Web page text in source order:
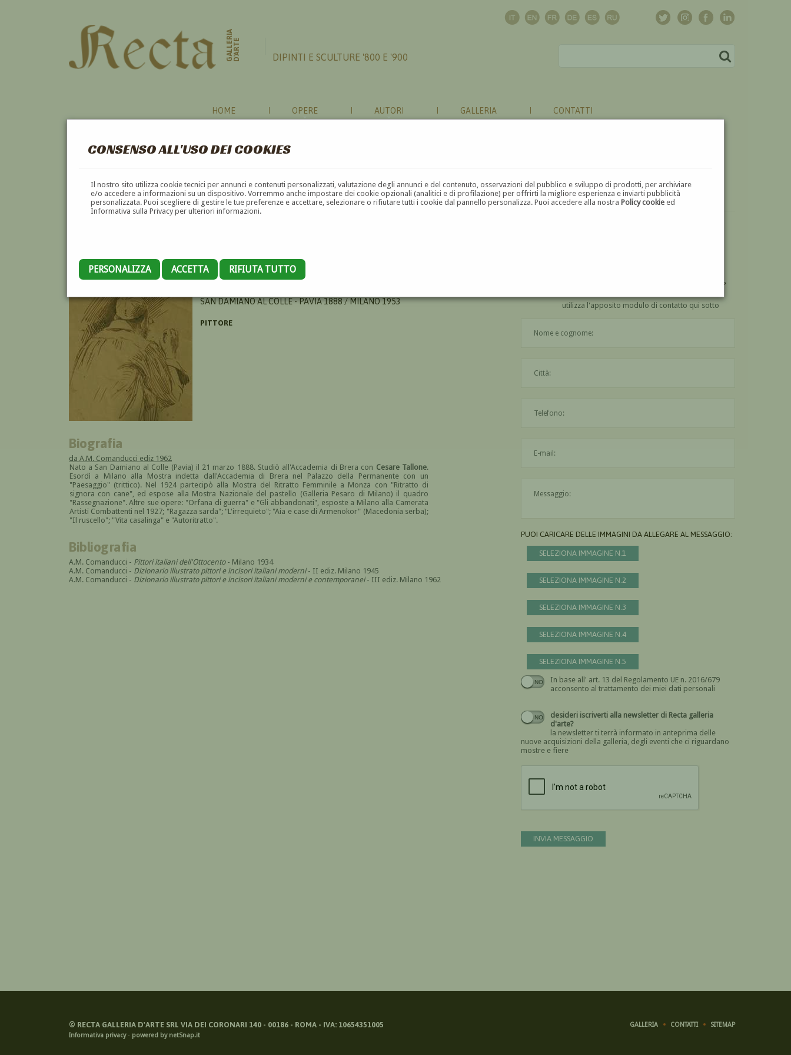
CONSENSO ALL'USO DEI COOKIES
Il nostro sito utilizza cookie tecnici per annunci e contenuti personalizzati, valutazione degli annunci e del contenuto, osservazioni del pubblico e sviluppo di prodotti, per archiviare
e/o accedere a informazioni su un dispositivo. Vorremmo anche impostare dei cookie opzionali (analitici e di profilazione) per offrirti la migliore esperienza e inviarti pubblicità
personalizzata. Puoi scegliere di gestire le tue preferenze e accettare, selezionare o rifiutare tutti i cookie dal pannello personalizza. Puoi accedere alla nostraPolicy cookie ed
Informativa sulla Privacy per ulteriori informazioni.
PERSONALIZZA ACCETTA RIFIUTA TUTTO
GALLERIAD'ARTE DIPINTI E SCULTURE '800 E '900
HOME OPERE AUTORI GALLERIA CONTATTI
LIVIO FUGAZZA
SAN DAMIANO AL COLLE - PAVIA 1888 / MILANO 1953
PITTORE
Biografia
da A.M. Comanducci ediz 1962
Nato a San Damiano al Colle (Pavia) il 21 marzo 1888. Studiò all'Accademia di Brera con Cesare Tallone.
Esordì a Milano alla Mostra indetta dall'Accademia di Brera nel Palazzo della Permanente con un
"Paesaggio" (trittico). Nel 1924 partecipò alla Mostra del Ritratto Femminile a Monza con "Ritratto di
signora con cane", ed espose alla Mostra Nazionale del pastello (Galleria Pesaro di Milano) il quadro
"Rassegnazione". Altre sue opere: "Orfana di guerra" e "Gli abbandonati", esposte a Milano alla Camerata
Artisti Combattenti nel 1927; "Ragazza sarda"; "L'irrequieto"; "Aia e case di Armenokor" (Macedonia serba);
"Il ruscello"; "Vita casalinga" e "Autoritratto".
Bibliografia
A.M. Comanducci - Pittori italiani dell'Ottocento- Milano 1934
A.M. Comanducci - Dizionario illustrato pittori e incisori italiani moderni- II ediz. Milano 1945
A.M. Comanducci - Dizionario illustrato pittori e incisori italiani moderni e contemporanei- III ediz. Milano 1962
UN'OPERA DI LIVIO FUGAZZA?
utilizza l'apposito modulo di contatto qui sotto
PUOI CARICARE DELLE IMMAGINI DA ALLEGARE AL MESSAGGIO:
SELEZIONA IMMAGINE N.1
SELEZIONA IMMAGINE N.2
SELEZIONA IMMAGINE N.3
SELEZIONA IMMAGINE N.4
SELEZIONA IMMAGINE N.5
In base all' art. 13 del Regolamento UE n. 2016/679
acconsento al trattamento dei miei dati personali
Devi dare il consenso
desideri iscriverti alla newsletter di Recta galleria
d'arte?
la newsletter ti terrà informato in anteprima delle
nuove acquisizioni della galleria, degli eventi che ci riguardano
mostre e fiere
INVIA MESSAGGIO
© RECTA GALLERIA D'ARTE SRL VIA DEI CORONARI 140 - 00186 - ROMA - IVA: 10654351005
Informativa privacy- powered by netSnap.it
GALLERIA CONTATTI SITEMAP